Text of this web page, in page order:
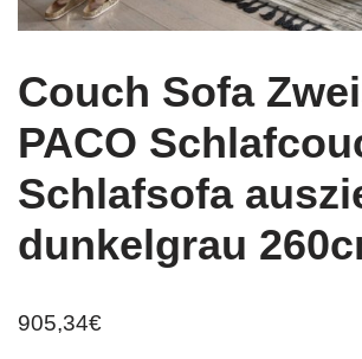
Couch Sofa
PACO
Schlafsofa
dunkelgrau
905,34€